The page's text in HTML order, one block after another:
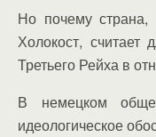
Но почему
Холокост,
Третьего Рейха в
В немецком
идеологическое